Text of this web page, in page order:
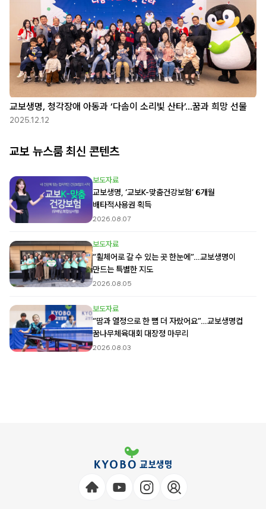
교보생명, 청각장애 아동과 ‘다솜이 소리빛 산타’…꿈과 희망 선물
2025.12.12
교보 뉴스룸 최신 콘텐츠
보도자료
교보생명, ‘교보K-맞춤건강보험’ 6개월
배타적사용권 획득
2026.08.07
보도자료
“휠체어로 갈 수 있는 곳 한눈에”…교보생명이
만드는 특별한 지도
2026.08.05
보도자료
“땀과 열정으로 한 뼘 더 자랐어요”…교보생명컵
꿈나무체육대회 대장정 마무리
2026.08.03